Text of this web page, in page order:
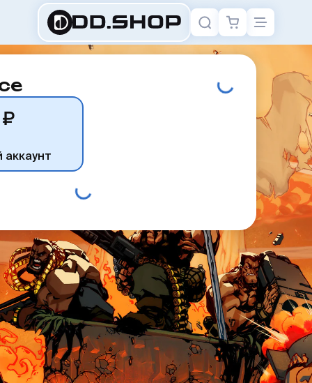
аккаунт